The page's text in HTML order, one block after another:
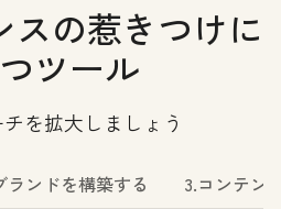
スの惹きつけに
ツール
を拡大しましょう
ランドを構築する 3.コンテン